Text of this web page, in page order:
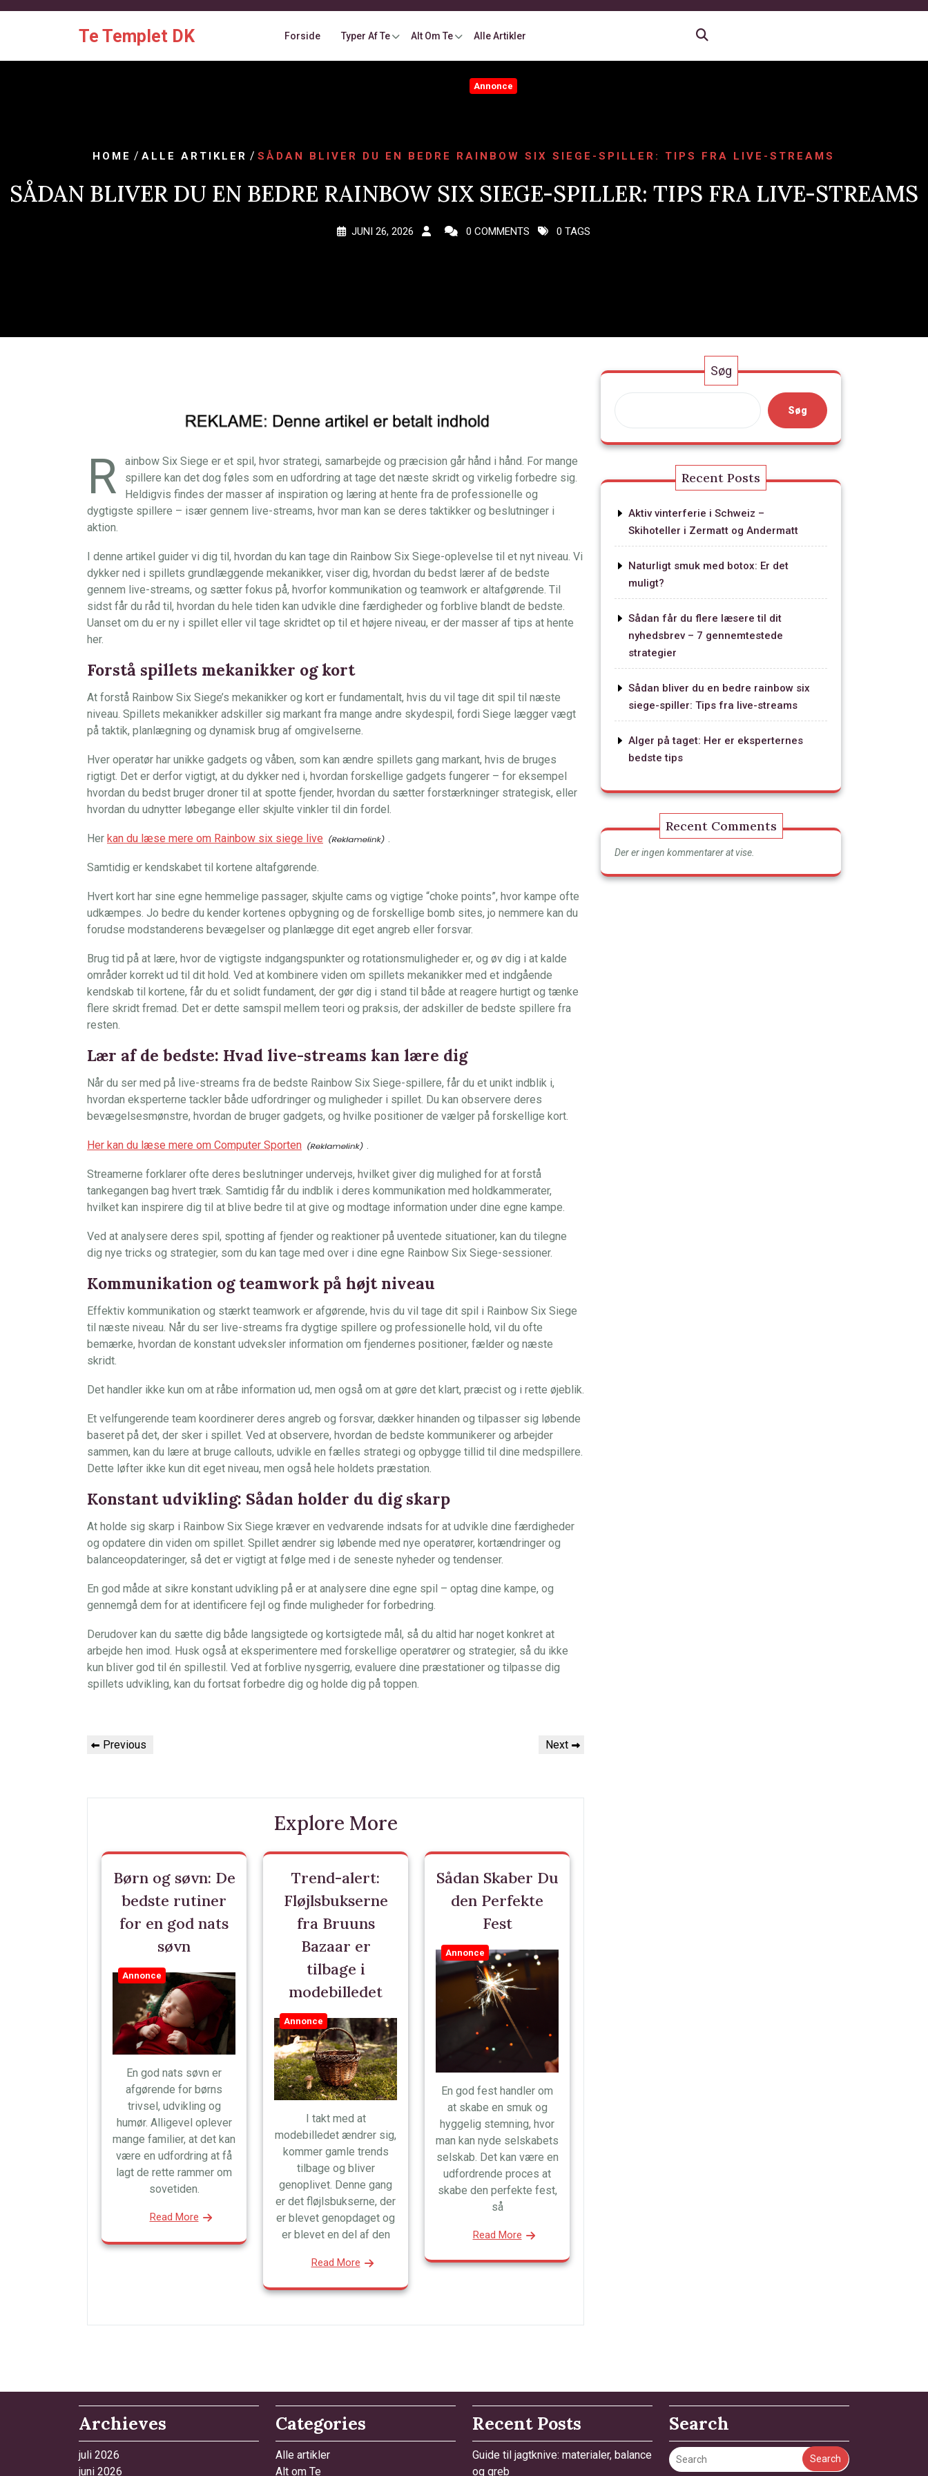
Te Templet DK Forside Typer Af Te Alt Om Te Alle Artikler
Annonce
HOME /ALLE ARTIKLER /SÅDAN BLIVER DU EN BEDRE RAINBOW SIX SIEGE-SPILLER: TIPS FRA LIVE-STREAMS
SÅDAN BLIVER DU EN BEDRE RAINBOW SIX SIEGE-SPILLER: TIPS FRA LIVE-STREAMS
JUNI 26, 2026 0 COMMENTS 0 TAGS
R
ainbow Six Siege er et spil, hvor strategi, samarbejde og præcision går hånd i hånd. For mange
spillere kan det dog føles som en udfordring at tage det næste skridt og virkelig forbedre sig.
Heldigvis findes der masser af inspiration og læring at hente fra de professionelle og
dygtigste spillere – især gennem live-streams, hvor man kan se deres taktikker og beslutninger i
aktion.
I denne artikel guider vi dig til, hvordan du kan tage din Rainbow Six Siege-oplevelse til et nyt niveau. Vi
dykker ned i spillets grundlæggende mekanikker, viser dig, hvordan du bedst lærer af de bedste
gennem live-streams, og sætter fokus på, hvorfor kommunikation og teamwork er altafgørende. Til
sidst får du råd til, hvordan du hele tiden kan udvikle dine færdigheder og forblive blandt de bedste.
Uanset om du er ny i spillet eller vil tage skridtet op til et højere niveau, er der masser af tips at hente
her.
Forstå spillets mekanikker og kort
At forstå Rainbow Six Siege’s mekanikker og kort er fundamentalt, hvis du vil tage dit spil til næste
niveau. Spillets mekanikker adskiller sig markant fra mange andre skydespil, fordi Siege lægger vægt
på taktik, planlægning og dynamisk brug af omgivelserne.
Hver operatør har unikke gadgets og våben, som kan ændre spillets gang markant, hvis de bruges
rigtigt. Det er derfor vigtigt, at du dykker ned i, hvordan forskellige gadgets fungerer – for eksempel
hvordan du bedst bruger droner til at spotte fjender, hvordan du sætter forstærkninger strategisk, eller
hvordan du udnytter løbegange eller skjulte vinkler til din fordel.
Her kan du læse mere om Rainbow six siege live .
Samtidig er kendskabet til kortene altafgørende.
Hvert kort har sine egne hemmelige passager, skjulte cams og vigtige “choke points”, hvor kampe ofte
udkæmpes. Jo bedre du kender kortenes opbygning og de forskellige bomb sites, jo nemmere kan du
forudse modstanderens bevægelser og planlægge dit eget angreb eller forsvar.
Brug tid på at lære, hvor de vigtigste indgangspunkter og rotationsmuligheder er, og øv dig i at kalde
områder korrekt ud til dit hold. Ved at kombinere viden om spillets mekanikker med et indgående
kendskab til kortene, får du et solidt fundament, der gør dig i stand til både at reagere hurtigt og tænke
flere skridt fremad. Det er dette samspil mellem teori og praksis, der adskiller de bedste spillere fra
resten.
Lær af de bedste: Hvad live-streams kan lære dig
Når du ser med på live-streams fra de bedste Rainbow Six Siege-spillere, får du et unikt indblik i,
hvordan eksperterne tackler både udfordringer og muligheder i spillet. Du kan observere deres
bevægelsesmønstre, hvordan de bruger gadgets, og hvilke positioner de vælger på forskellige kort.
Her kan du læse mere om Computer Sporten .
Streamerne forklarer ofte deres beslutninger undervejs, hvilket giver dig mulighed for at forstå
tankegangen bag hvert træk. Samtidig får du indblik i deres kommunikation med holdkammerater,
hvilket kan inspirere dig til at blive bedre til at give og modtage information under dine egne kampe.
Ved at analysere deres spil, spotting af fjender og reaktioner på uventede situationer, kan du tilegne
dig nye tricks og strategier, som du kan tage med over i dine egne Rainbow Six Siege-sessioner.
Kommunikation og teamwork på højt niveau
Effektiv kommunikation og stærkt teamwork er afgørende, hvis du vil tage dit spil i Rainbow Six Siege
til næste niveau. Når du ser live-streams fra dygtige spillere og professionelle hold, vil du ofte
bemærke, hvordan de konstant udveksler information om fjendernes positioner, fælder og næste
skridt.
Det handler ikke kun om at råbe information ud, men også om at gøre det klart, præcist og i rette øjeblik.
Et velfungerende team koordinerer deres angreb og forsvar, dækker hinanden og tilpasser sig løbende
baseret på det, der sker i spillet. Ved at observere, hvordan de bedste kommunikerer og arbejder
sammen, kan du lære at bruge callouts, udvikle en fælles strategi og opbygge tillid til dine medspillere.
Dette løfter ikke kun dit eget niveau, men også hele holdets præstation.
Konstant udvikling: Sådan holder du dig skarp
At holde sig skarp i Rainbow Six Siege kræver en vedvarende indsats for at udvikle dine færdigheder
og opdatere din viden om spillet. Spillet ændrer sig løbende med nye operatører, kortændringer og
balanceopdateringer, så det er vigtigt at følge med i de seneste nyheder og tendenser.
En god måde at sikre konstant udvikling på er at analysere dine egne spil – optag dine kampe, og
gennemgå dem for at identificere fejl og finde muligheder for forbedring.
Derudover kan du sætte dig både langsigtede og kortsigtede mål, så du altid har noget konkret at
arbejde hen imod. Husk også at eksperimentere med forskellige operatører og strategier, så du ikke
kun bliver god til én spillestil. Ved at forblive nysgerrig, evaluere dine præstationer og tilpasse dig
spillets udvikling, kan du fortsat forbedre dig og holde dig på toppen.
Indlægsnavigation
Previous
Previous
Next
Next
Explore More
Børn og søvn: De
bedste rutiner
for en god nats
søvn
Annonce
En god nats søvn er
afgørende for børns
trivsel, udvikling og
humør. Alligevel oplever
mange familier, at det kan
være en udfordring at få
lagt de rette rammer om
sovetiden.
Read More
Trend-alert:
Fløjlsbukserne
fra Bruuns
Bazaar er
tilbage i
modebilledet
Annonce
I takt med at
modebilledet ændrer sig,
kommer gamle trends
tilbage og bliver
genoplivet. Denne gang
er det fløjlsbukserne, der
er blevet genopdaget og
er blevet en del af den
Read More
Sådan Skaber Du
den Perfekte
Fest
Annonce
En god fest handler om
at skabe en smuk og
hyggelig stemning, hvor
man kan nyde selskabets
selskab. Det kan være en
udfordrende proces at
skabe den perfekte fest,
så
Read More
Søg
Søg
Recent Posts
Aktiv vinterferie i Schweiz –
Skihoteller i Zermatt og Andermatt
Naturligt smuk med botox: Er det
muligt?
Sådan får du flere læsere til dit
nyhedsbrev – 7 gennemtestede
strategier
Sådan bliver du en bedre rainbow six
siege-spiller: Tips fra live-streams
Alger på taget: Her er eksperternes
bedste tips
Recent Comments
Der er ingen kommentarer at vise.
Archieves
juli 2026
juni 2026
Categories
Alle artikler
Alt om Te
Recent Posts
Guide til jagtknive: materialer, balance
og greb
Search
Search